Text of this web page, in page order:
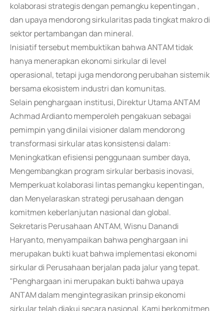
kolaborasi strategis dengan pemangku kepentingan ,
dan upaya mendorong sirkularitas pada tingkat makro di
sektor pertambangan dan mineral.
Inisiatif tersebut membuktikan bahwa ANTAM tidak
hanya menerapkan ekonomi sirkular di level
operasional, tetapi juga mendorong perubahan sistemik
bersama ekosistem industri dan komunitas.
Selain penghargaan institusi, Direktur Utama ANTAM
Achmad Ardianto memperoleh pengakuan sebagai
pemimpin yang dinilai visioner dalam mendorong
transformasi sirkular atas konsistensi dalam:
Meningkatkan efisiensi penggunaan sumber daya,
Mengembangkan program sirkular berbasis inovasi,
Memperkuat kolaborasi lintas pemangku kepentingan,
dan Menyelaraskan strategi perusahaan dengan
komitmen keberlanjutan nasional dan global.
Sekretaris Perusahaan ANTAM, Wisnu Danandi
Haryanto, menyampaikan bahwa penghargaan ini
merupakan bukti kuat bahwa implementasi ekonomi
sirkular di Perusahaan berjalan pada jalur yang tepat.
"Penghargaan ini merupakan bukti bahwa upaya
ANTAM dalam mengintegrasikan prinsip ekonomi
sirkular telah diakui secara nasional. Kami berkomitmen